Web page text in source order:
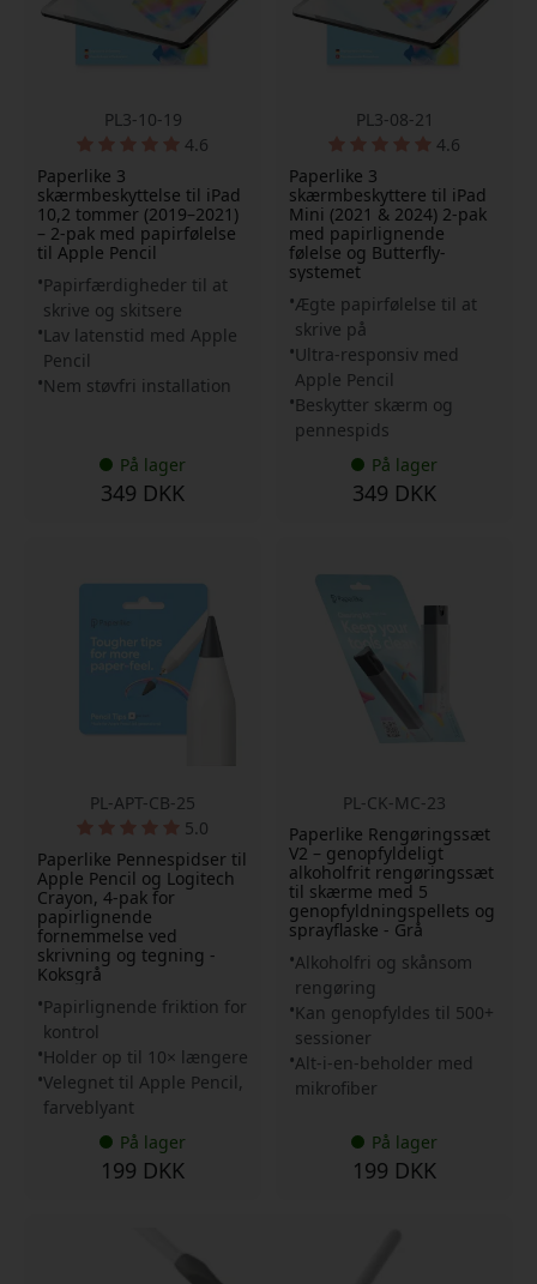
PL3-10-19
4.6
Paperlike 3
skærmbeskyttelse til iPad
10,2 tommer (2019–2021)
– 2-pak med papirfølelse
til Apple Pencil
Papirfærdigheder til at
skrive og skitsere
Lav latenstid med Apple
Pencil
Nem støvfri installation
På lager
349 DKK
PL3-08-21
4.6
Paperlike 3
skærmbeskyttere til iPad
Mini (2021 & 2024) 2-pak
med papirlignende
følelse og Butterfly-
systemet
Ægte papirfølelse til at
skrive på
Ultra-responsiv med
Apple Pencil
Beskytter skærm og
pennespids
På lager
349 DKK
PL-APT-CB-25
5.0
Paperlike Pennespidser til
Apple Pencil og Logitech
Crayon, 4-pak for
papirlignende
fornemmelse ved
skrivning og tegning -
Koksgrå
Papirlignende friktion for
kontrol
Holder op til 10× længere
Velegnet til Apple Pencil,
farveblyant
På lager
199 DKK
PL-CK-MC-23
Paperlike Rengøringssæt
V2 – genopfyldeligt
alkoholfrit rengøringssæt
til skærme med 5
genopfyldningspellets og
sprayflaske - Grå
Alkoholfri og skånsom
rengøring
Kan genopfyldes til 500+
sessioner
Alt-i-en-beholder med
mikrofiber
På lager
199 DKK